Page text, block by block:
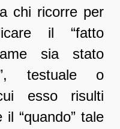
chi ricorre per
il “fatto
sia stato
testuale o
esso risulti
il “quando” tale